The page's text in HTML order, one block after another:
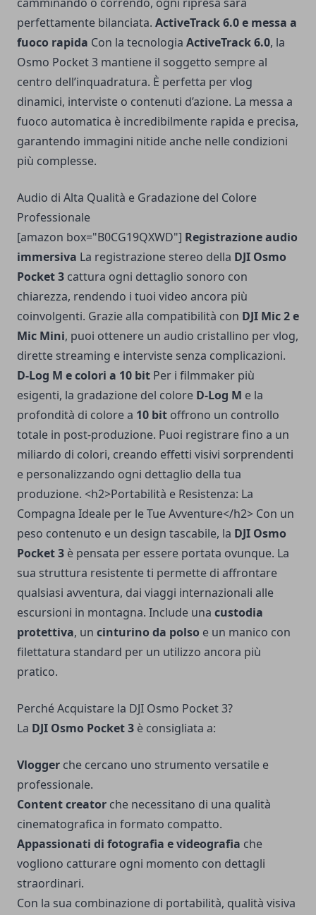
perfettamente bilanciata. ActiveTrack 6.0 e messa a
fuoco rapida Con la tecnologia ActiveTrack 6.0, la
Osmo Pocket 3 mantiene il soggetto sempre al
centro dell’inquadratura. È perfetta per vlog
dinamici, interviste o contenuti d’azione. La messa a
fuoco automatica è incredibilmente rapida e precisa,
garantendo immagini nitide anche nelle condizioni
più complesse.
Audio di Alta Qualità e Gradazione del Colore
Professionale
[amazon box="B0CG19QXWD"] Registrazione audio
immersiva La registrazione stereo della DJI Osmo
Pocket 3 cattura ogni dettaglio sonoro con
chiarezza, rendendo i tuoi video ancora più
coinvolgenti. Grazie alla compatibilità con DJI Mic 2 e
Mic Mini, puoi ottenere un audio cristallino per vlog,
dirette streaming e interviste senza complicazioni.
D-Log M e colori a 10 bit Per i filmmaker più
esigenti, la gradazione del colore D-Log M e la
profondità di colore a 10 bit offrono un controllo
totale in post-produzione. Puoi registrare fino a un
miliardo di colori, creando effetti visivi sorprendenti
e personalizzando ogni dettaglio della tua
produzione. <h2>Portabilità e Resistenza: La
Compagna Ideale per le Tue Avventure</h2> Con un
peso contenuto e un design tascabile, la DJI Osmo
Pocket 3 è pensata per essere portata ovunque. La
sua struttura resistente ti permette di affrontare
qualsiasi avventura, dai viaggi internazionali alle
escursioni in montagna. Include una custodia
protettiva, un cinturino da polso e un manico con
filettatura standard per un utilizzo ancora più
pratico.
Perché Acquistare la DJI Osmo Pocket 3?
La DJI Osmo Pocket 3 è consigliata a:
Vlogger che cercano uno strumento versatile e
professionale.
Content creator che necessitano di una qualità
cinematografica in formato compatto.
Appassionati di fotografia e videografia che
vogliono catturare ogni momento con dettagli
straordinari.
Con la sua combinazione di portabilità, qualità visiva